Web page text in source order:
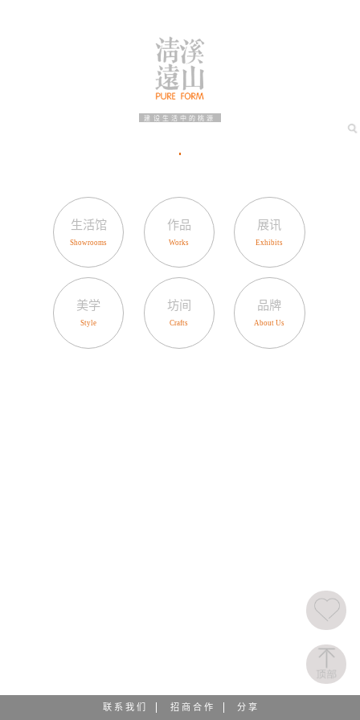
建设生活中的桃源
生活馆 作品 展讯
美学 坊间 品牌
联 系 我 们 招 商 合 作 分 享